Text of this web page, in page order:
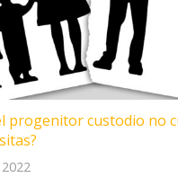
progenitor custodio no